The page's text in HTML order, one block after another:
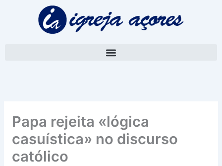
Papa rejeita «lógica
casuística» no discurso
católico